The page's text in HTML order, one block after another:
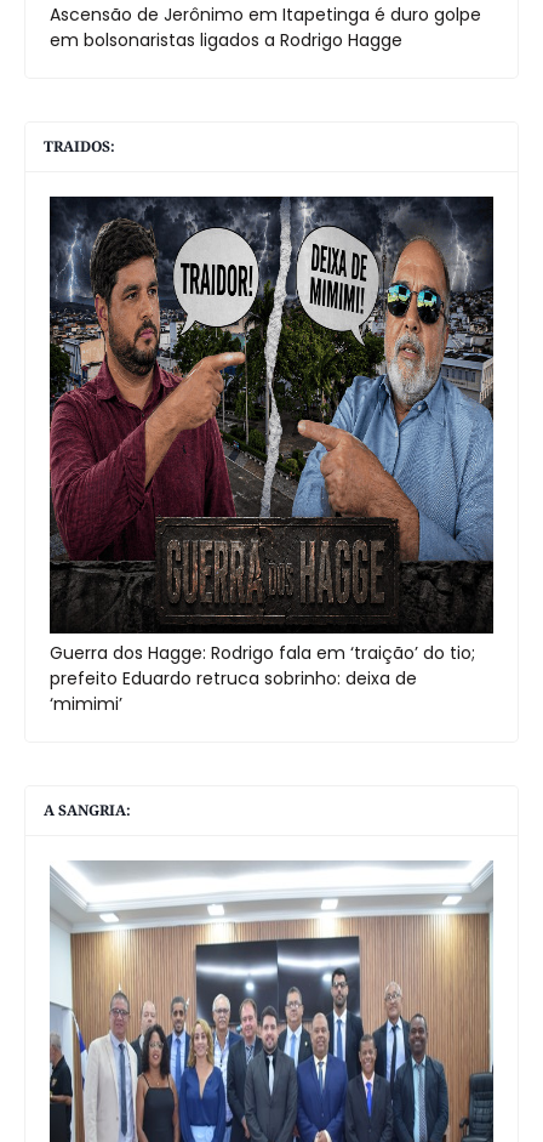
Ascensão de Jerônimo em Itapetinga é duro golpe
em bolsonaristas ligados a Rodrigo Hagge
TRAIDOS:
Guerra dos Hagge: Rodrigo fala em ‘traição’ do tio;
prefeito Eduardo retruca sobrinho: deixa de
‘mimimi’
A SANGRIA: